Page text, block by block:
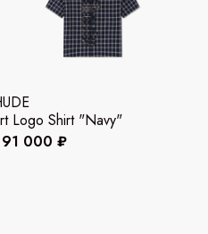
Logo Shirt "Navy"
91 000 ₽